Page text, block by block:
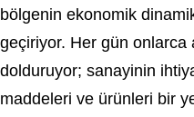
bölgenin ekonomik
geçiriyor. Her gün onlarca
dolduruyor; sanayinin
maddeleri ve ürünleri bir